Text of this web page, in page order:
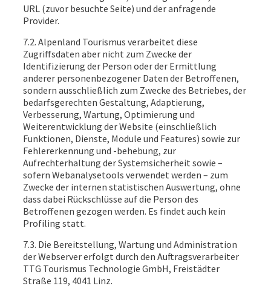
URL (zuvor besuchte Seite) und der anfragende
Provider.
7.2. Alpenland Tourismus verarbeitet diese
Zugriffsdaten aber nicht zum Zwecke der
Identifizierung der Person oder der Ermittlung
anderer personenbezogener Daten der Betroffenen,
sondern ausschließlich zum Zwecke des Betriebes, der
bedarfsgerechten Gestaltung, Adaptierung,
Verbesserung, Wartung, Optimierung und
Weiterentwicklung der Website (einschließlich
Funktionen, Dienste, Module und Features) sowie zur
Fehlererkennung und -behebung, zur
Aufrechterhaltung der Systemsicherheit sowie –
sofern Webanalysetools verwendet werden – zum
Zwecke der internen statistischen Auswertung, ohne
dass dabei Rückschlüsse auf die Person des
Betroffenen gezogen werden. Es findet auch kein
Profiling statt.
7.3. Die Bereitstellung, Wartung und Administration
der Webserver erfolgt durch den Auftragsverarbeiter
TTG Tourismus Technologie GmbH, Freistädter
Straße 119, 4041 Linz.